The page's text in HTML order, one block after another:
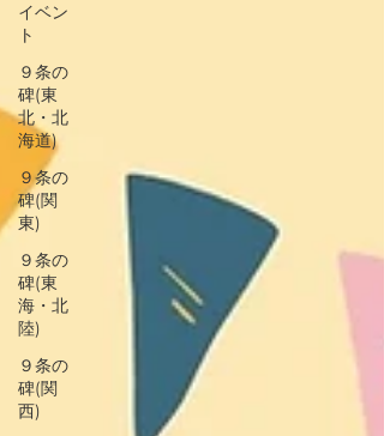
イベン
ト
９条の
碑(東
北・北
海道)
９条の
碑(関
東)
９条の
碑(東
海・北
陸)
９条の
碑(関
西)